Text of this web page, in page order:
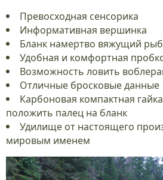
Превосходная сенсорика
Информативная вершинка
Бланк намертво вяжущий
Удобная и комфортная
Возможность ловить
Отличные бросковые данные
Карбоновая компактная
положить палец на бланк
Удилище от настоящего
мировым именем